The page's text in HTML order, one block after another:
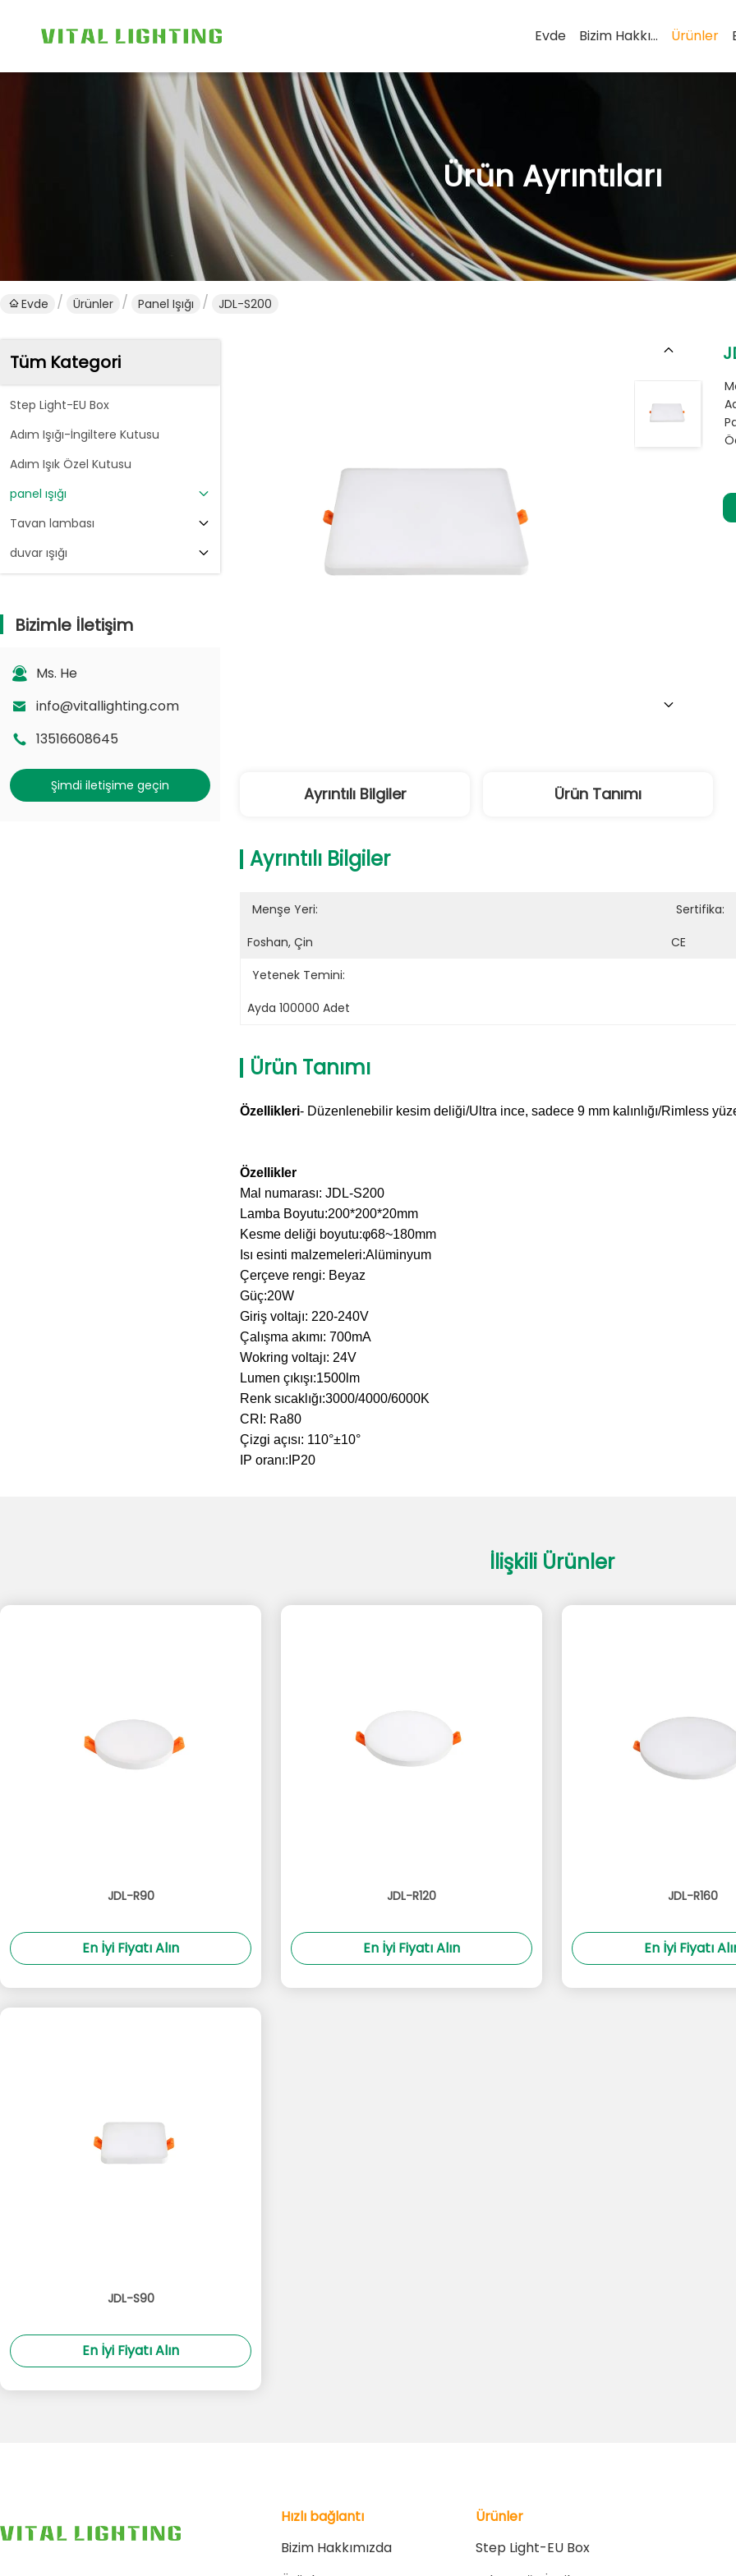
Evde Bizim Hakkımızda Ürünler
Ürün Ayrıntıları
Evde Ürünler Panel Işığı JDL-S200
Tüm Kategori
Step Light-EU Box
Adım Işığı-İngiltere Kutusu
Adım Işık Özel Kutusu
panel ışığı
Tavan lambası
duvar ışığı
Bizimle İletişim
Ms. He
info@vitallighting.com
13516608645
Şimdi iletişime geçin Ayrıntılı Bilgiler Ürün Tanımı
Ayrıntılı Bilgiler
Menşe Yeri:
Foshan, Çin
Sertifika:
CE
Yetenek Temini:
Ayda 100000 Adet
Ürün Tanımı
Özellikleri- Düzenlenebilir kesim deliği/Ultra ince, sadece 9 mm kalınlığı/Rimless
Özellikler
Mal numarası: JDL-S200
Lamba Boyutu:200*200*20mm
Kesme deliği boyutu:φ68~180mm
Isı esinti malzemeleri:Alüminyum
Çerçeve rengi: Beyaz
Güç:20W
Giriş voltajı: 220-240V
Çalışma akımı: 700mA
Wokring voltajı: 24V
Lumen çıkışı:1500lm
Renk sıcaklığı:3000/4000/6000K
CRI: Ra80
Çizgi açısı: 110°±10°
IP oranı:IP20
İlişkili Ürünler
JDL-R90
En İyi Fiyatı Alın
JDL-R120
En İyi Fiyatı Alın
JDL-R160
En İyi Fiyatı
JDL-S90
En İyi Fiyatı Alın
Hızlı bağlantı
Bizim Hakkımızda
Ürünler
Step Light-EU Box